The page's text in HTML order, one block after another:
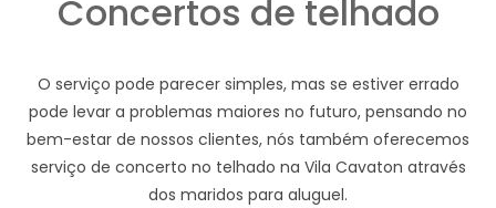
Concertos de telhado
O serviço pode parecer simples, mas se estiver errado
pode levar a problemas maiores no futuro, pensando no
bem-estar de nossos clientes, nós também oferecemos
serviço de concerto no telhado na Vila Cavaton através
dos maridos para aluguel.